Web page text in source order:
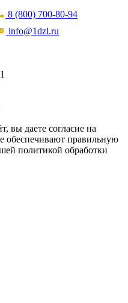
8 (800) 700-80-94
info@1dzl.ru
вы даете согласие на
обеспечивают правильную
политикой обработки